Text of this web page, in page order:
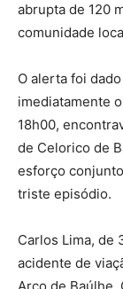
abrupta de 120
comunidade
O alerta foi
imediatamente
18h00,
de Celorico de
esforço
triste episódio.
Carlos Lima, de
acidente de